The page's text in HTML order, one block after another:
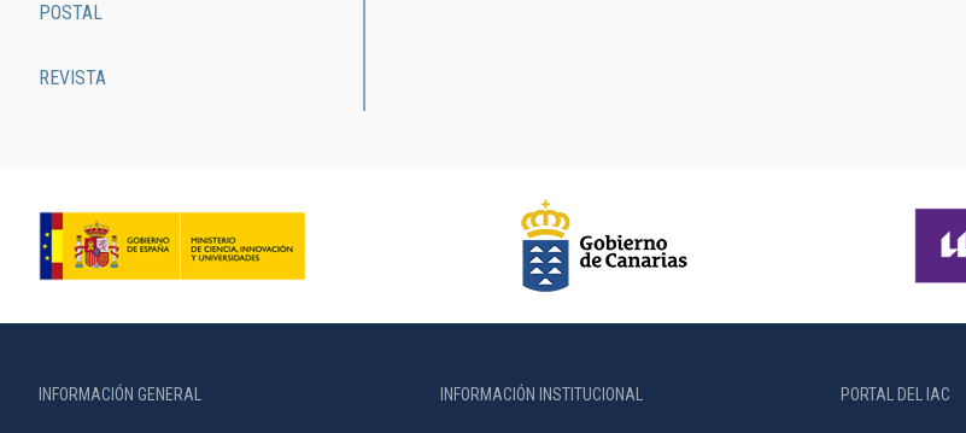
POSTAL
REVISTA
INFORMACIÓN GENERAL INFORMACIÓN INSTITUCIONAL PORTAL DEL IAC